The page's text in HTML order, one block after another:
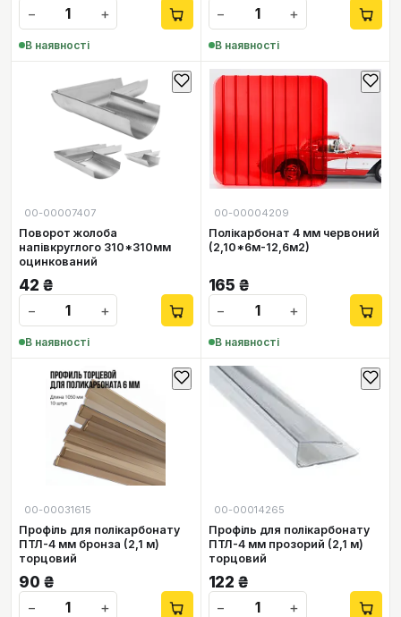
−
+
В наявності
−
+
В наявності
00-00007407
Поворот жолоба
напівкруглого 310*310мм
оцинкований
42 ₴
−
+
В наявності
00-00004209
Полікарбонат 4 мм червоний
(2,10*6м-12,6м2)
165 ₴
−
+
В наявності
00-00031615
Профіль для полікарбонату
ПТЛ-4 мм бронза (2,1 м)
торцовий
90 ₴
−
+
00-00014265
Профіль для полікарбонату
ПТЛ-4 мм прозорий (2,1 м)
торцовий
122 ₴
−
+